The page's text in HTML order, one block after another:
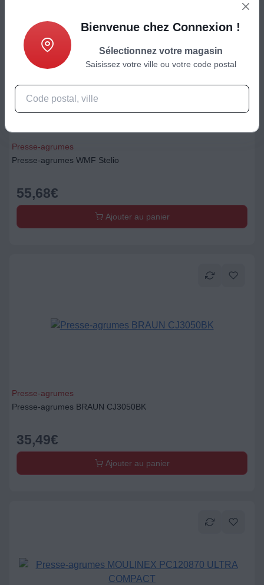
Presse-agrumes
Presse-agrumes WMF Stelio
55,68€
Ajouter au panier
Presse-agrumes
Presse-agrumes BRAUN CJ3050BK
35,49€
Ajouter au panier
Bienvenue chez Connexion !
Sélectionnez votre magasin
Saisissez votre ville ou votre code postal